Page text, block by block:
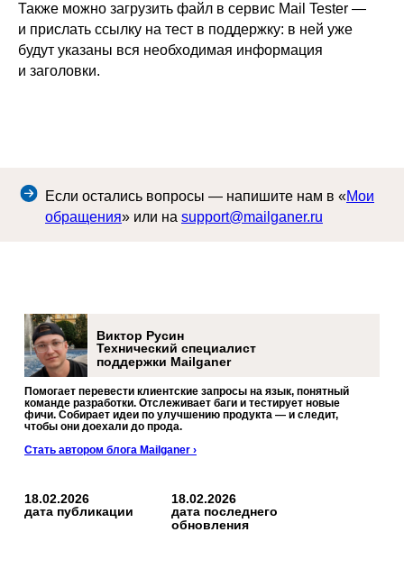
Также можно загрузить файл в сервис Mail Tester —
и прислать ссылку на тест в поддержку: в ней уже
будут указаны вся необходимая информация
и заголовки.
Если остались вопросы — напишите нам в «Мои
обращения» или на support@mailganer.ru
Помогает перевести клиентские запросы на язык, понятный
команде разработки. Отслеживает баги и тестирует новые
фичи. Собирает идеи по улучшению продукта — и следит,
чтобы они доехали до прода.
Стать автором блога Mailganer ›
Виктор Русин
Технический специалист
поддержки Mailganer
18.02.2026
дата публикации
18.02.2026
дата последнего
обновления